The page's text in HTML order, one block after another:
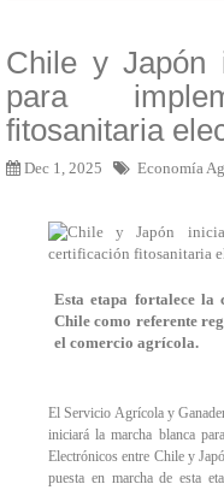
Chile y Japón
para
fitosanitaria
Dec 1, 2025 Economía
Esta etapa fortalece la
Chile como referente
el comercio agrícola.
El Servicio Agrícola y
iniciará la marcha blanca
Electrónicos entre Chile y
puesta en marcha de esta